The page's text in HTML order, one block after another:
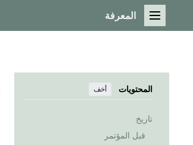
القائمة الرئيسية
المعرفة
المحتويات أخف
تاريخ
قبل المؤتمر